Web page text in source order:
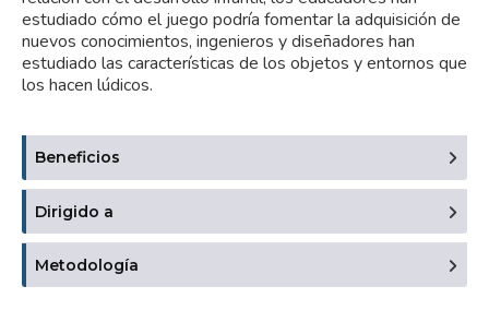
estudiado cómo el juego podría fomentar la adquisición de
nuevos conocimientos, ingenieros y diseñadores han
estudiado las características de los objetos y entornos que
los hacen lúdicos.
Beneficios
Dirigido a
Metodología